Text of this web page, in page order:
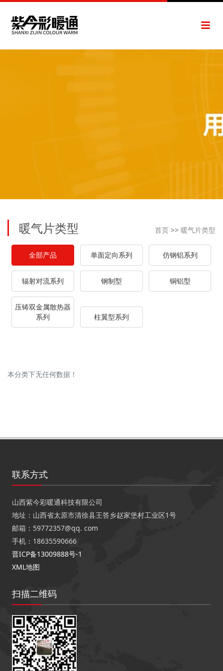
暖气片类型 首页 >> 暖气片类型
全部产品 单面定向系列 仿钢铝系列
辐射对流系列 钢制型 铜铝型
压铸双金属散热器
系列
柱翼型系列
本分类下无任何数据！
联系方式
山西紫今彩暖通科技有限公司
地址：山西省太原市清徐县王答乡赵家堡村工业区1号
邮箱：59772357@qq. com
手机：18635590666
晋ICP备13009888号-1
XML地图
扫描二维码